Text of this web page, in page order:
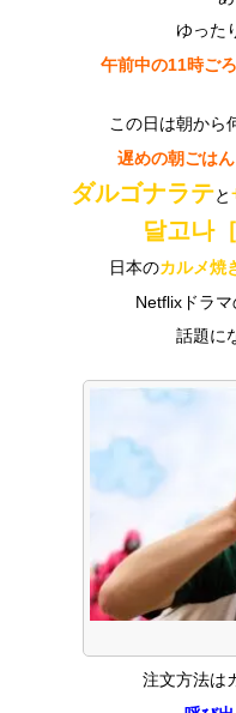
ゆった
午前中の11時ごろ
この日は朝から
遅めの朝ごはん
ダルゴナラテと
달고나
日本のカルメ焼
Netflixドラマ
話題に
注文方法は